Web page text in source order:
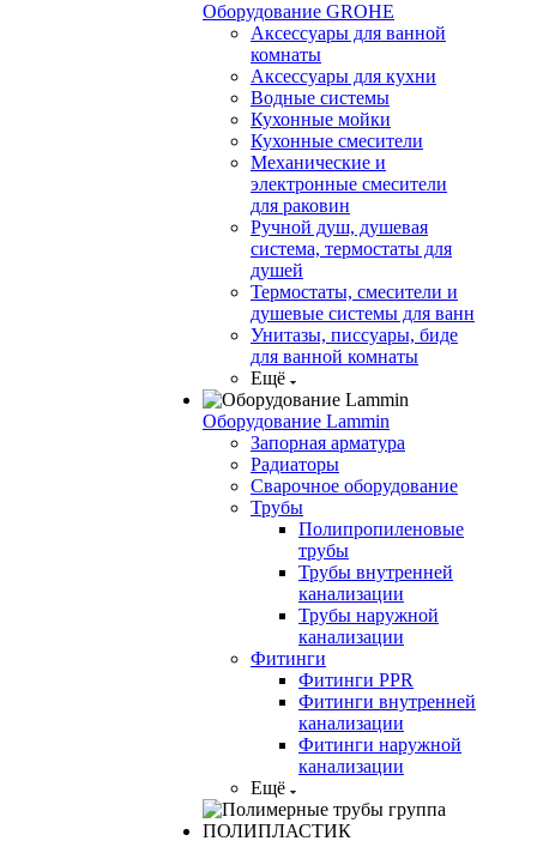
Оборудование GROHE
Аксессуары для ванной
комнаты
Аксессуары для кухни
Водные системы
Кухонные мойки
Кухонные смесители
Механические и
электронные смесители
для раковин
Ручной душ, душевая
система, термостаты для
душей
Термостаты, смесители и
душевые системы для ванн
Унитазы, писсуары, биде
для ванной комнаты
Ещё
Оборудование Lammin
Запорная арматура
Радиаторы
Сварочное оборудование
Трубы
Полипропиленовые
трубы
Трубы внутренней
канализации
Трубы наружной
канализации
Фитинги
Фитинги PPR
Фитинги внутренней
канализации
Фитинги наружной
канализации
Ещё